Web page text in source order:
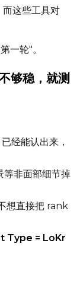
Dropout Rate
Cache Latents
Latents
Flip X
X
256
768
768
这些工具对
一轮"。
够稳，就测
经能认出来，
等非面部细节掉
想直接把 rank
Type = LoKr